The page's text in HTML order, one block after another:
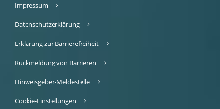
Impressum
Datenschutzerklärung
Erklärung zur Barrierefreiheit
Rückmeldung von Barrieren
Hinweisgeber-Meldestelle
Cookie-Einstellungen